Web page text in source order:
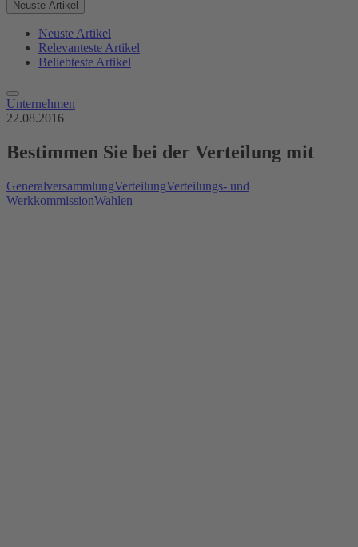
Neuste Artikel
Neuste Artikel
Relevanteste Artikel
Beliebteste Artikel
Unternehmen
22.08.2016
Bestimmen Sie bei der Verteilung mit
GeneralversammlungVerteilungVerteilungs- und
WerkkommissionWahlen